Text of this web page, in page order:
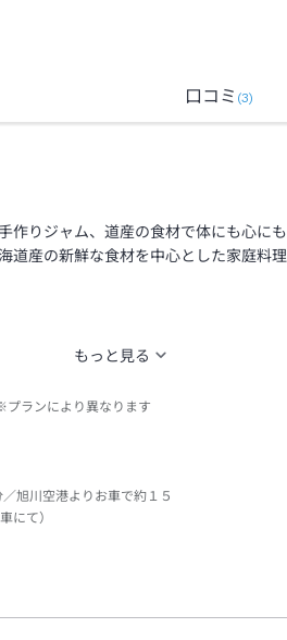
口コミ (3)
作りジャム、道産の食材で体にも心に
道産の新鮮な食材を中心とした家庭料
プランにより異なります
旭川空港よりお車で約１５
にて）